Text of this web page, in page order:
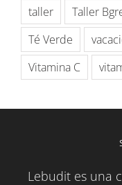
taller
Taller
Té Verde
Vitamina C
Lebudit es una